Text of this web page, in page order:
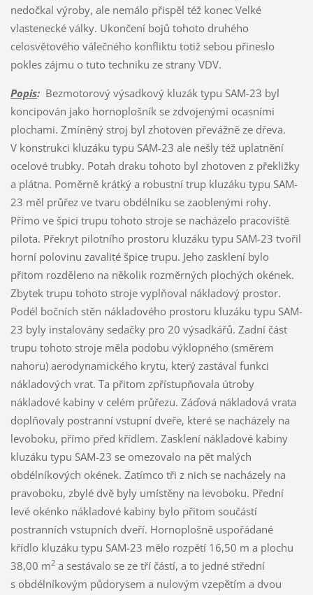
nedočkal výroby, ale nemálo přispěl též konec Velké
vlastenecké války. Ukončení bojů tohoto druhého
celosvětového válečného konfliktu totiž sebou přineslo
pokles zájmu o tuto techniku ze strany VDV.
Popis:Bezmotorový výsadkový kluzák typu SAM-23 byl
koncipován jako hornoplošník se zdvojenými ocasními
plochami. Zmíněný stroj byl zhotoven převážně ze dřeva.
V konstrukci kluzáku typu SAM-23 ale nešly též uplatnění
ocelové trubky. Potah draku tohoto byl zhotoven z překližky
a plátna. Poměrně krátký a robustní trup kluzáku typu SAM-
23 měl průřez ve tvaru obdélníku se zaoblenými rohy.
Přímo ve špici trupu tohoto stroje se nacházelo pracoviště
pilota. Překryt pilotního prostoru kluzáku typu SAM-23 tvořil
horní polovinu zavalité špice trupu. Jeho zasklení bylo
přitom rozděleno na několik rozměrných plochých okének.
Zbytek trupu tohoto stroje vyplňoval nákladový prostor.
Podél bočních stěn nákladového prostoru kluzáku typu SAM-
23 byly instalovány sedačky pro 20 výsadkářů. Zadní část
trupu tohoto stroje měla podobu výklopného (směrem
nahoru) aerodynamického krytu, který zastával funkci
nákladových vrat. Ta přitom zpřístupňovala útroby
nákladové kabiny v celém průřezu. Záďová nákladová vrata
doplňovaly postranní vstupní dveře, které se nacházely na
levoboku, přímo před křídlem. Zasklení nákladové kabiny
kluzáku typu SAM-23 se omezovalo na pět malých
obdélníkových okének. Zatímco tři z nich se nacházely na
pravoboku, zbylé dvě byly umístěny na levoboku. Přední
levé okénko nákladové kabiny bylo přitom součástí
postranních vstupních dveří. Hornoplošně uspořádané
křídlo kluzáku typu SAM-23 mělo rozpětí 16,50 m a plochu
38,00 m2a sestávalo se ze tří částí, a to jedné střední
s obdélníkovým půdorysem a nulovým vzepětím a dvou